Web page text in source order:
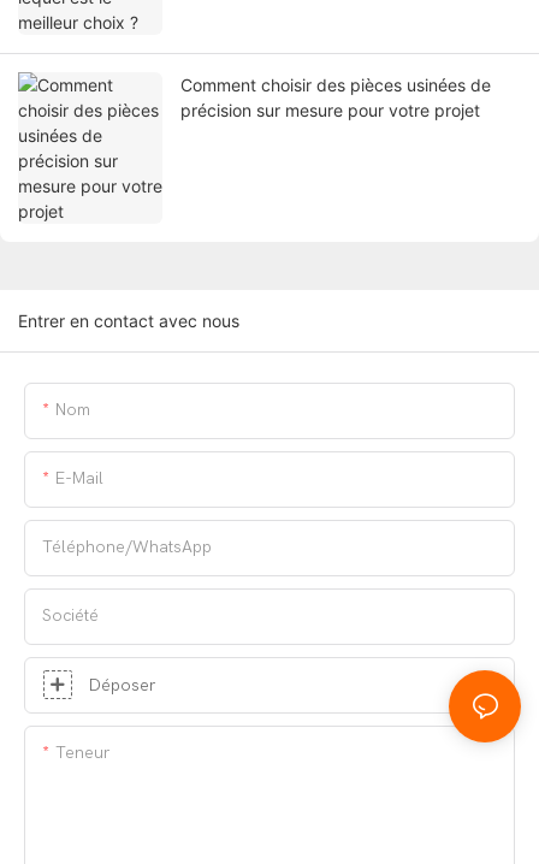
Comment choisir des pièces usinées de
précision sur mesure pour votre projet
Entrer en contact avec nous
Nom
E-Mail
Téléphone/WhatsApp
Société
Déposer
Teneur